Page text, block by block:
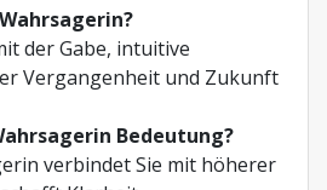
der Gabe, intuitive
Vergangenheit und Zukunft
Bedeutung?
verbindet Sie mit höherer